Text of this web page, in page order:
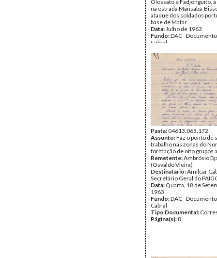
Olossato e Fadjonguito,
na estrada Mansabá-
ataque dos soldados
base de Matar.
Data:Julho de 1963
Fundo:DAC -
Cabral
Página(s):
Pasta:04613.065.172
Assunto:Faz o ponto de
trabalho nas zonas do
formação de oito grupos
Remetente:Ambrósio
(Osvaldo Vieira)
Destinatário:Amílcar
Secretário Geral do
Data: Quarta, 18 de
1963
Fundo:DAC -
Cabral
Tipo Documental:
Página(s): 8